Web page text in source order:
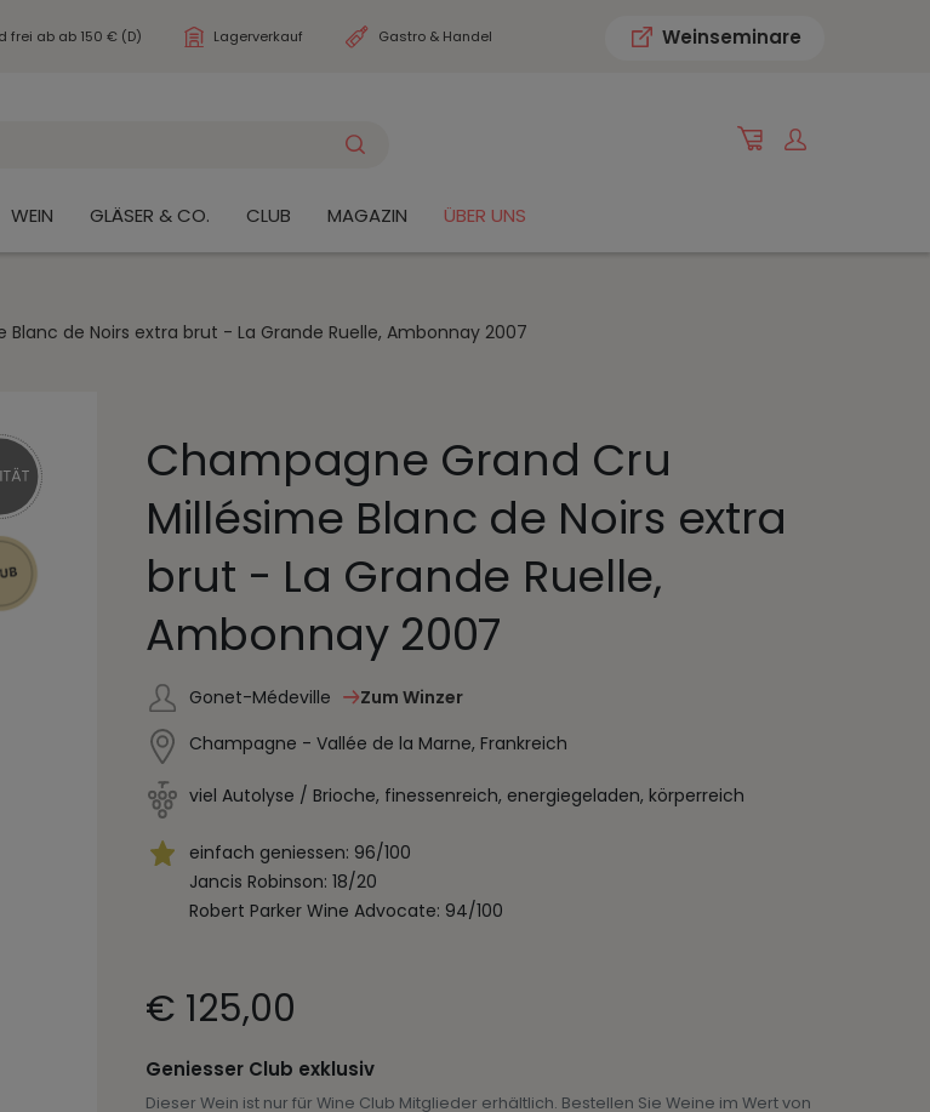
frei ab ab 150 € (D) Lagerverkauf Gastro & Handel Weinseminare
WEIN GLÄSER & CO. CLUB MAGAZIN ÜBER UNS
de Noirs extra brut - La Grande Ruelle, Ambonnay 2007
Champagne Grand Cru
Millésime Blanc de Noirs extra
brut - La Grande Ruelle,
Ambonnay 2007
Gonet-Médeville
Zum Winzer
Champagne - Vallée de la Marne, Frankreich
viel Autolyse / Brioche, finessenreich, energiegeladen, körperreich
einfach geniessen: 96/100
Jancis Robinson: 18/20
Robert Parker Wine Advocate: 94/100
€ 125,00
Geniesser Club exklusiv
Dieser Wein ist nur für Wine Club Mitglieder erhältlich. Bestellen Sie Weine im Wert von